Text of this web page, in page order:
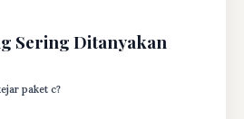
Sering Ditanyakan
paket c?